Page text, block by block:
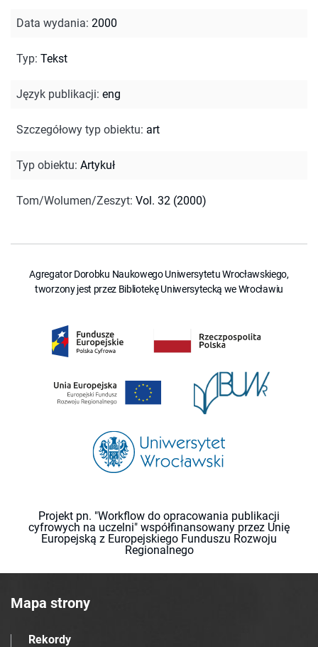
Data wydania: 2000
Typ: Tekst
Język publikacji: eng
Szczegółowy typ obiektu: art
Typ obiektu: Artykuł
Tom/Wolumen/Zeszyt: Vol. 32 (2000)
Agregator Dorobku Naukowego Uniwersytetu Wrocławskiego,
tworzony jest przez Bibliotekę Uniwersytecką we Wrocławiu
Projekt pn. "Workflow do opracowania publikacji
cyfrowych na uczelni" współfinansowany przez Unię
Europejską z Europejskiego Funduszu Rozwoju
Regionalnego
Mapa strony
Rekordy